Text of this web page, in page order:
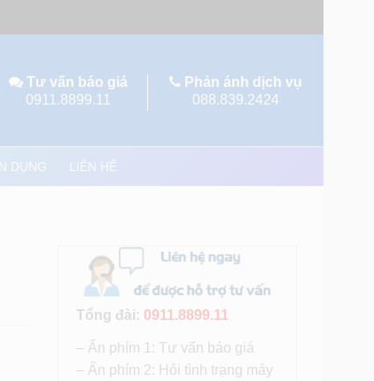
Tư vấn báo giá
0911.8899.11
Phản ánh dịch vụ
088.839.2424
DỤNG LIÊN HỆ
Tổng đài: 0911.8899.11
– Ấn phím 1: Tư vấn báo giá
– Ấn phím 2: Hỏi tình trạng máy